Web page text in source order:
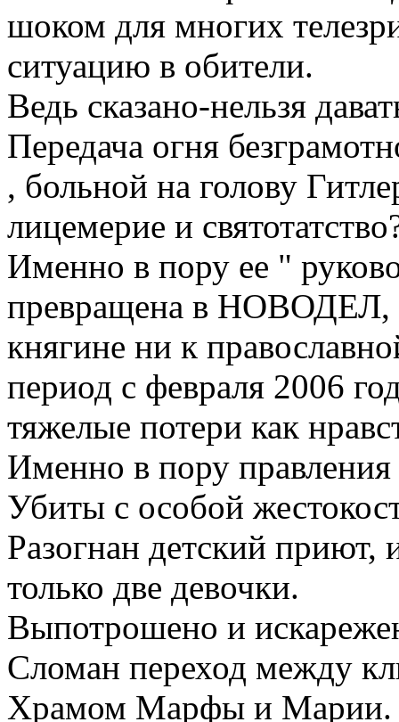
шоком для многих
ситуацию в обители.
Ведь сказано-нельзя
Передача огня
, больной на голову
лицемерие и
Именно в пору ее "
превращена в НОВОДЕЛ,
княгине ни к
период с февраля 2006
тяжелые потери как
Именно в пору
Убиты с особой
Разогнан детский приют,
только две девочки.
Выпотрошено и
Сломан переход между
Храмом Марфы и Марии.